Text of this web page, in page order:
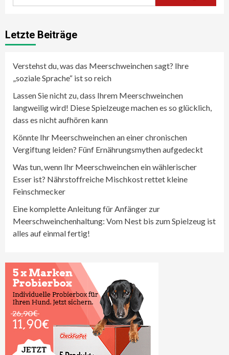
Letzte Beiträge
Verstehst du, was das Meerschweinchen sagt? Ihre
„soziale Sprache“ ist so reich
Lassen Sie nicht zu, dass Ihrem Meerschweinchen
langweilig wird! Diese Spielzeuge machen es so glücklich,
dass es nicht aufhören kann
Könnte Ihr Meerschweinchen an einer chronischen
Vergiftung leiden? Fünf Ernährungsmythen aufgedeckt
Was tun, wenn Ihr Meerschweinchen ein wählerischer
Esser ist? Nährstoffreiche Mischkost rettet kleine
Feinschmecker
Eine komplette Anleitung für Anfänger zur
Meerschweinchenhaltung: Vom Nest bis zum Spielzeug ist
alles auf einmal fertig!